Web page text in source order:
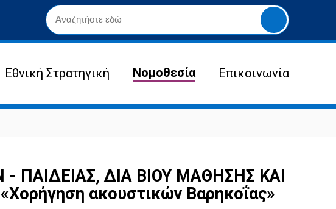
Yποβολή
αναζήτησης
Εθνική Στρατηγική Νομοθεσία Επικοινωνία
ΠΑΙΔΕΙΑΣ, ΔΙΑ ΒΙΟΥ ΜΑΘΗΣΗΣ ΚΑΙ
ακουστικών Βαρηκοΐας»